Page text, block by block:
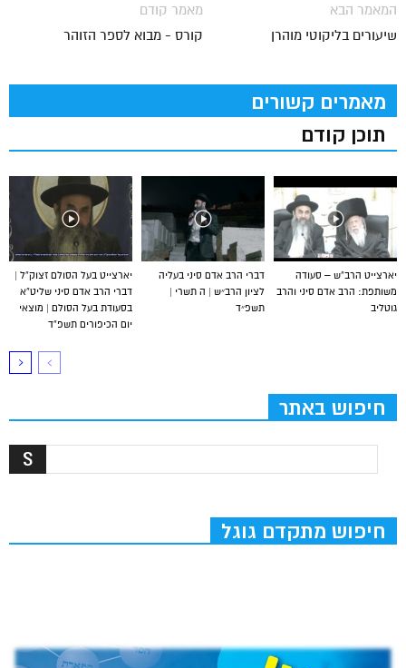
מאמר קודם
קורס - מבוא לספר הזוהר
המאמר הבא
שיעורים בליקוטי מוהרן
מאמרים קשורים
תוכן קודם
יארצייט בעל הסולם זצוק”ל |
דברי הרב אדם סיני שליט”א
בסעודת בעל הסולם | מוצאי
יום הכיפורים תשפ”ד
דברי הרב אדם סיני בעליה
לציון הרב״ש | ה תשרי |
תשפ״ד
יארצייט הרב”ש – סעודה
משותפת: הרב אדם סיני והרב
גוטליב
חיפוש באתר
חיפוש מתקדם גוגל